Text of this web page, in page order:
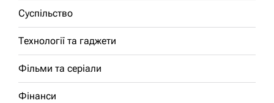
Суспільство
Технології та гаджети
Фільми та серіали
Фінанси